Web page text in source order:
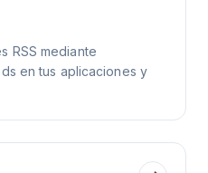
RSS mediante
en tus aplicaciones y